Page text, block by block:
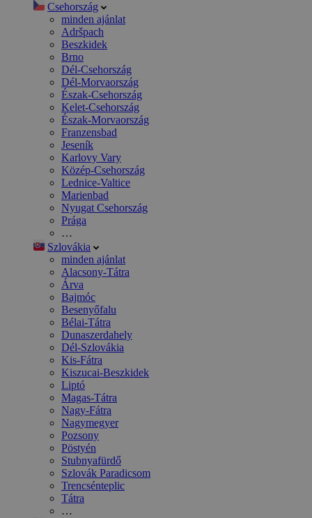
Csehország
minden ajánlat
Adršpach
Beszkidek
Brno
Dél-Csehország
Dél-Morvaország
Észak-Csehország
Kelet-Csehország
Észak-Morvaország
Franzensbad
Jeseník
Karlovy Vary
Közép-Csehország
Lednice-Valtice
Marienbad
Nyugat Csehország
Prága
…
Szlovákia
minden ajánlat
Alacsony-Tátra
Árva
Bajmóc
Besenyőfalu
Bélai-Tátra
Dunaszerdahely
Dél-Szlovákia
Kis-Fátra
Kiszucai-Beszkidek
Liptó
Magas-Tátra
Nagy-Fátra
Nagymegyer
Pozsony
Pöstyén
Stubnyafürdő
Szlovák Paradicsom
Trencsénteplic
Tátra
…